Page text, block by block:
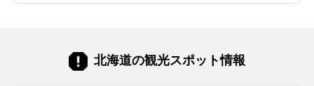
北海道の観光スポット情報